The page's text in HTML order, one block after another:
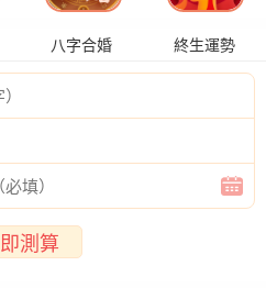
八字合婚 終生運勢
測算